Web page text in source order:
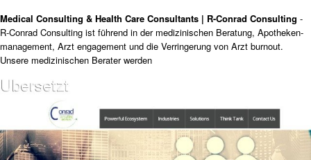
Medical Consulting & Health Care Consultants | R-Conrad Consulting -
R-Conrad Consulting ist führend in der medizinischen Beratung, Apotheken-
management, Arzt engagement und die Verringerung von Arzt burnout.
Unsere medizinischen Berater werden